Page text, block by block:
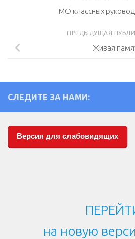
МО классных
ПРЕДЫДУЩАЯ
Живая
СЛЕДИТЕ ЗА НАМИ:
Версия для слабовидящих
на новую